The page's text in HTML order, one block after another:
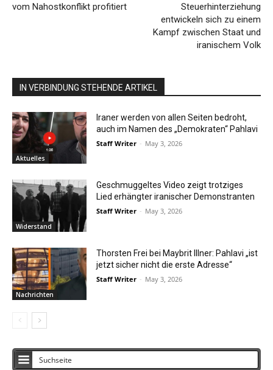
vom Nahostkonflikt profitiert
Steuerhinterziehung
entwickeln sich zu einem
Kampf zwischen Staat und
iranischem Volk
IN VERBINDUNG STEHENDE ARTIKEL
Aktuelles
Iraner werden von allen Seiten bedroht,
auch im Namen des „Demokraten“ Pahlavi
Staff Writer - May 3, 2026
Widerstand
Geschmuggeltes Video zeigt trotziges
Lied erhängter iranischer Demonstranten
Staff Writer - May 3, 2026
Nachrichten
Thorsten Frei bei Maybrit Illner: Pahlavi „ist
jetzt sicher nicht die erste Adresse“
Staff Writer - May 3, 2026